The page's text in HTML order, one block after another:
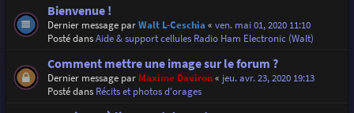
Bienvenue !
Dernier message parWalt L-Ceschia « ven. mai 01, 2020 11:10
Posté dansAide & support cellules Radio Ham Electronic (Walt)
Comment mettre une image sur le forum ?
Dernier message par Maxime Daviron« jeu. avr. 23, 2020 19:13
Posté dans Récits et photos d'orages